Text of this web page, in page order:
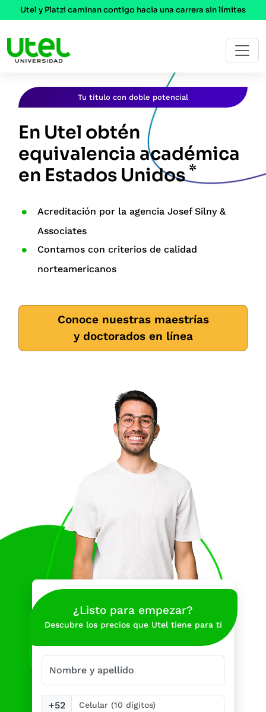
Utel y Platzi caminan contigo hacia una carrera sin límites
Tu título con doble potencial
En Utel obtén
equivalencia académica
en Estados Unidos*
Acreditación por la agencia Josef Silny &
Associates
Contamos con criterios de calidad
norteamericanos
Conoce nuestras maestrías
y doctorados en línea
¿Listo para empezar?
Descubre los precios que Utel tiene para ti
Nombre y apellido
+52